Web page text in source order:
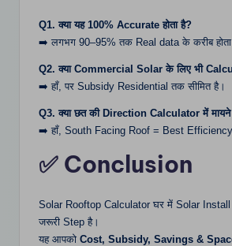
Q1. क्या यह 100% Accurate होता है?
➡️ लगभग 90–95% तक Real data के करीब होता
Q2. क्या Commercial Solar के लिए भी
➡️ हाँ, पर Subsidy Residential तक सीमित है।
Q3. क्या छत की Direction Calculator में मायने
➡️ हाँ, South Facing Roof = Best
✅ Conclusion
Solar Rooftop Calculator घर में Solar
जरूरी Step है।
यह आपको Cost, Subsidy, Savings &